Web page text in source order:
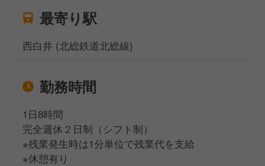
最寄り駅
西白井 (北総鉄道北総線)
勤務時間
1日8時間
完全週休２日制（シフト制）
※残業発生時は1分単位で残業代を支給
※休憩有り